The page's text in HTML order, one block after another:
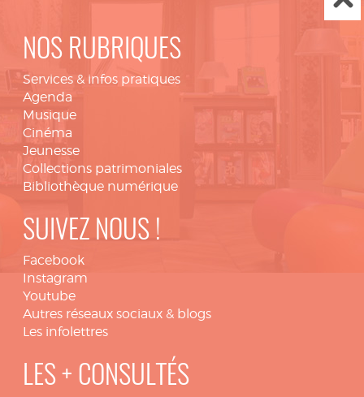
NOS RUBRIQUES
Services & infos pratiques
Agenda
Musique
Cinéma
Jeunesse
Collections patrimoniales
Bibliothèque numérique
SUIVEZ NOUS !
Facebook
Instagram
Youtube
Autres réseaux sociaux & blogs
Les infolettres
LES + CONSULTÉS